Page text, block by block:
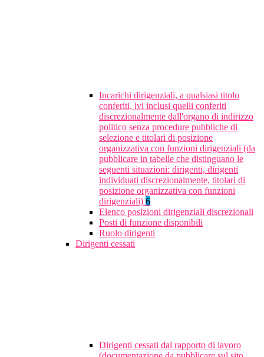
Incarichi dirigenziali, a qualsiasi titolo
conferiti, ivi inclusi quelli conferiti
discrezionalmente dall'organo di indirizzo
politico senza procedure pubbliche di
selezione e titolari di posizione
organizzativa con funzioni dirigenziali (da
pubblicare in tabelle che distinguano le
seguenti situazioni: dirigenti, dirigenti
individuati discrezionalmente, titolari di
posizione organizzativa con funzioni
dirigenziali) 6
Elenco posizioni dirigenziali discrezionali
Posti di funzione disponibili
Ruolo dirigenti
Dirigenti cessati
Dirigenti cessati dal rapporto di lavoro